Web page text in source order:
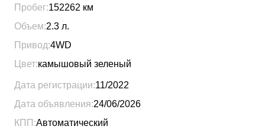
Пробег:152262 км
Объем:2.3 л.
Привод:4WD
Цвет:камышовый зеленый
Дата регистрации:11/2022
Дата объявления:24/06/2026
КПП:Автоматический